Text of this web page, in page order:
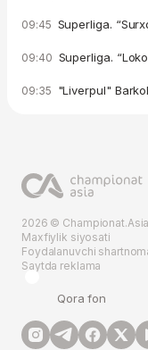
09:45 Superliga.
09:40 Superliga.
09:35 "Liverpul"
2026 © Championat.Asia
Maxfiylik siyosati
Foydalanuvchi
Saytda reklama
Qora fon